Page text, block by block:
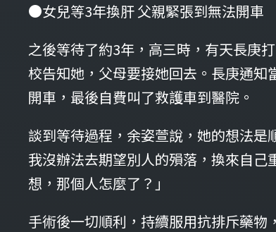
●女兒等3年換肝 父親緊張到無法開車
之後等待了約3年，高三時，有天長庚
校告知她，父母要接她回去。長庚通
開車，最後自費叫了救護車到醫院。
談到等待過程，余姿萱說，她的想法是
我沒辦法去期望別人的殞落，換來自
想，那個人怎麼了？」
手術後一切順利，持續服用抗排斥藥